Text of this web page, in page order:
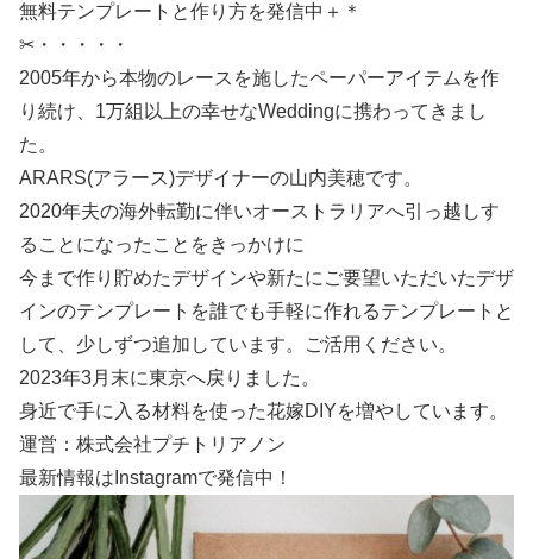
無料テンプレートと作り方を発信中＋＊
✂・・・・・
2005年から本物のレースを施したペーパーアイテムを作
り続け、1万組以上の幸せなWeddingに携わってきまし
た。
ARARS(アラース)デザイナーの山内美穂です。
2020年夫の海外転勤に伴いオーストラリアへ引っ越しす
ることになったことをきっかけに
今まで作り貯めたデザインや新たにご要望いただいたデザ
インのテンプレートを誰でも手軽に作れるテンプレートと
して、少しずつ追加しています。ご活用ください。
2023年3月末に東京へ戻りました。
身近で手に入る材料を使った花嫁DIYを増やしています。
運営：株式会社プチトリアノン
最新情報はInstagramで発信中！